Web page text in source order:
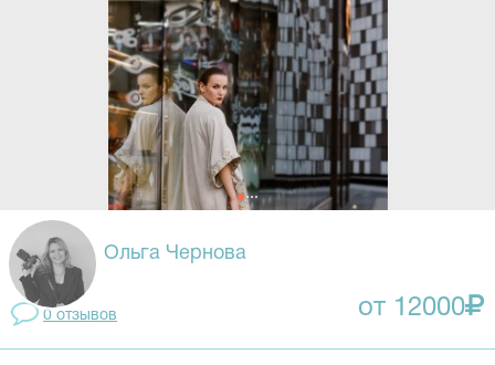
Ольга Чернова
0 отзывов от 12000